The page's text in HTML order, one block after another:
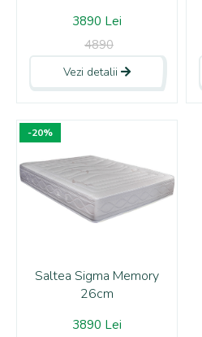
3890 Lei
4890
Vezi detalii
-20%
Saltea Sigma Memory
26cm
3890 Lei